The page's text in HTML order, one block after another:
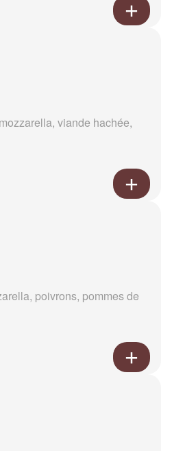
viande hachée,
poivrons, pommes de